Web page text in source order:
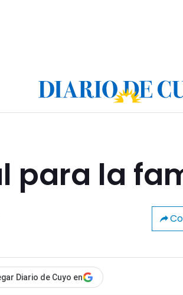
para la
Diario de Cuyo en